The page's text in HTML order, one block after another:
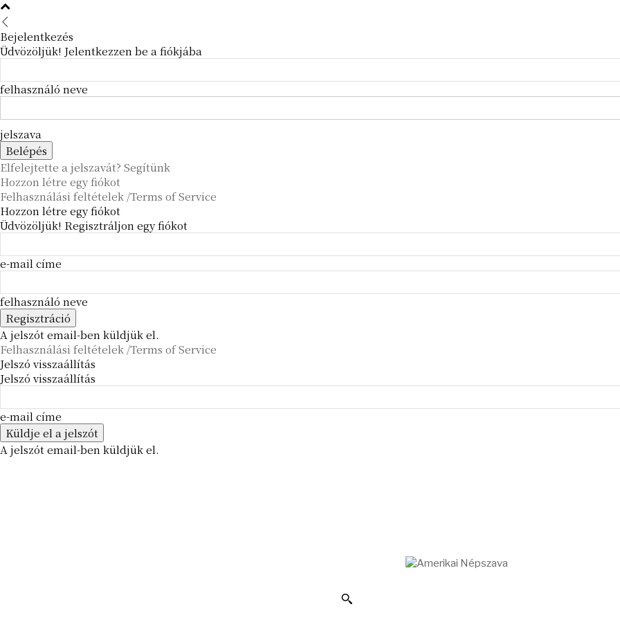
Bejelentkezés
Üdvözöljük! Jelentkezzen be a fiókjába
felhasználó neve
jelszava
Elfelejtette a jelszavát? Segítünk
Hozzon létre egy fiókot
Felhasználási feltételek /Terms of Service
Hozzon létre egy fiókot
Üdvözöljük! Regisztráljon egy fiókot
e-mail címe
felhasználó neve
A jelszót email-ben küldjük el.
Felhasználási feltételek /Terms of Service
Jelszó visszaállítás
Jelszó visszaállítás
e-mail címe
A jelszót email-ben küldjük el.